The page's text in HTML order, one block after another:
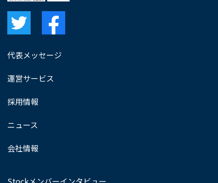
代表メッセージ
運営サービス
採用情報
ニュース
会社情報